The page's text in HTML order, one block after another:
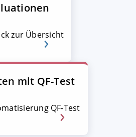
zur Übersicht
mit QF-Test
QF-Test